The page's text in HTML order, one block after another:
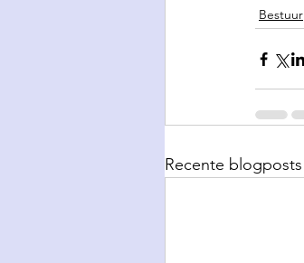
Bestuur
Recente blogposts